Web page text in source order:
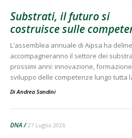
Substrati, il futuro si
costruisce sulle
L'assemblea annuale di Aipsa ha
accompagneranno il settore dei
prossimi anni: innovazione,
sviluppo delle competenze lungo tutta
Di Andrea Sandini -
DNA 27 Luglio 2026